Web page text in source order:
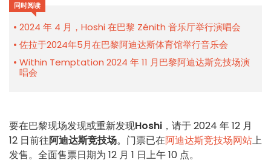
同时阅读
2024 年 4 月，Hoshi 在巴黎 Zénith 音乐厅举行演唱会
佐拉于2024年5月在巴黎阿迪达斯体育馆举行音乐会
Within Temptation 2024 年 11 月巴黎阿迪达斯竞技场演
唱会
要在巴黎现场发现或重新发现Hoshi ，请于 2024 年 12 月
12 日前往阿迪达斯竞技场。门票已在阿迪达斯竞技场网站上
发售。全面售票日期为 12 月 1 日上午 10 点。